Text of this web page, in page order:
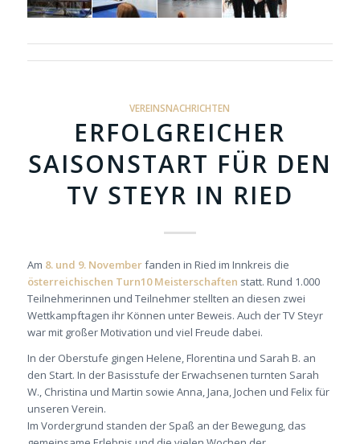
VEREINSNACHRICHTEN
ERFOLGREICHER
SAISONSTART FÜR DEN
TV STEYR IN RIED
Am 8. und 9. Novemberfanden in Ried im Innkreis die
österreichischen Turn10 Meisterschaften statt. Rund 1.000
Teilnehmerinnen und Teilnehmer stellten an diesen zwei
Wettkampftagen ihr Können unter Beweis. Auch der TV Steyr
war mit großer Motivation und viel Freude dabei.
In der Oberstufe gingen Helene, Florentina und Sarah B. an
den Start. In der Basisstufe der Erwachsenen turnten Sarah
W., Christina und Martin sowie Anna, Jana, Jochen und Felix für
unseren Verein.
Im Vordergrund standen der Spaß an der Bewegung, das